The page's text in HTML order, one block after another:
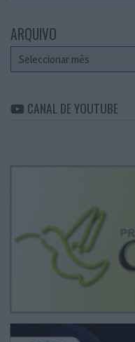
ARQUIVO
Arquivo
CANAL DE YOUTUBE